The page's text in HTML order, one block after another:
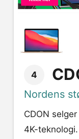
4
Nordens
CDON
4K-